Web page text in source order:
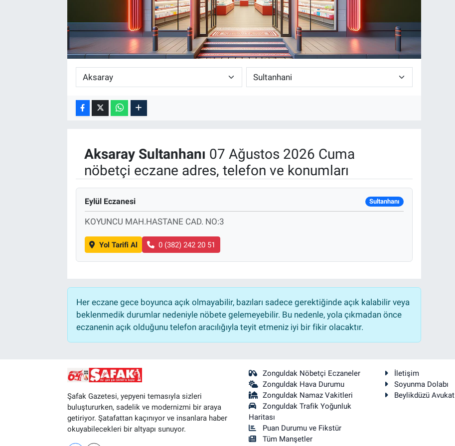
Aksaray Sultanhanı 07 Ağustos 2026 Cuma
nöbetçi eczane adres, telefon ve konumları
Eylül Eczanesi Sultanhanı
KOYUNCU MAH.HASTANE CAD. NO:3
Yol Tarifi Al 0 (382) 242 20 51
Her eczane gece boyunca açık olmayabilir, bazıları sadece gerektiğinde açık kalabilir veya
beklenmedik durumlar nedeniyle nöbete gelemeyebilir. Bu nedenle, yola çıkmadan önce
eczanenin açık olduğunu telefon aracılığıyla teyit etmeniz iyi bir fikir olacaktır.
Şafak Gazetesi, yepyeni temasıyla sizleri
buluştururken, sadelik ve modernizmi bir araya
getiriyor. Şatafattan kaçınıyor ve insanlara haber
okuyabilecekleri bir altyapı sunuyor.
Zonguldak Nöbetçi Eczaneler
Zonguldak Hava Durumu
Zonguldak Namaz Vakitleri
Zonguldak Trafik Yoğunluk
Haritası
Puan Durumu ve Fikstür
Tüm Manşetler
İletişim
Soyunma Dolabı
Beylikdüzü Avukat